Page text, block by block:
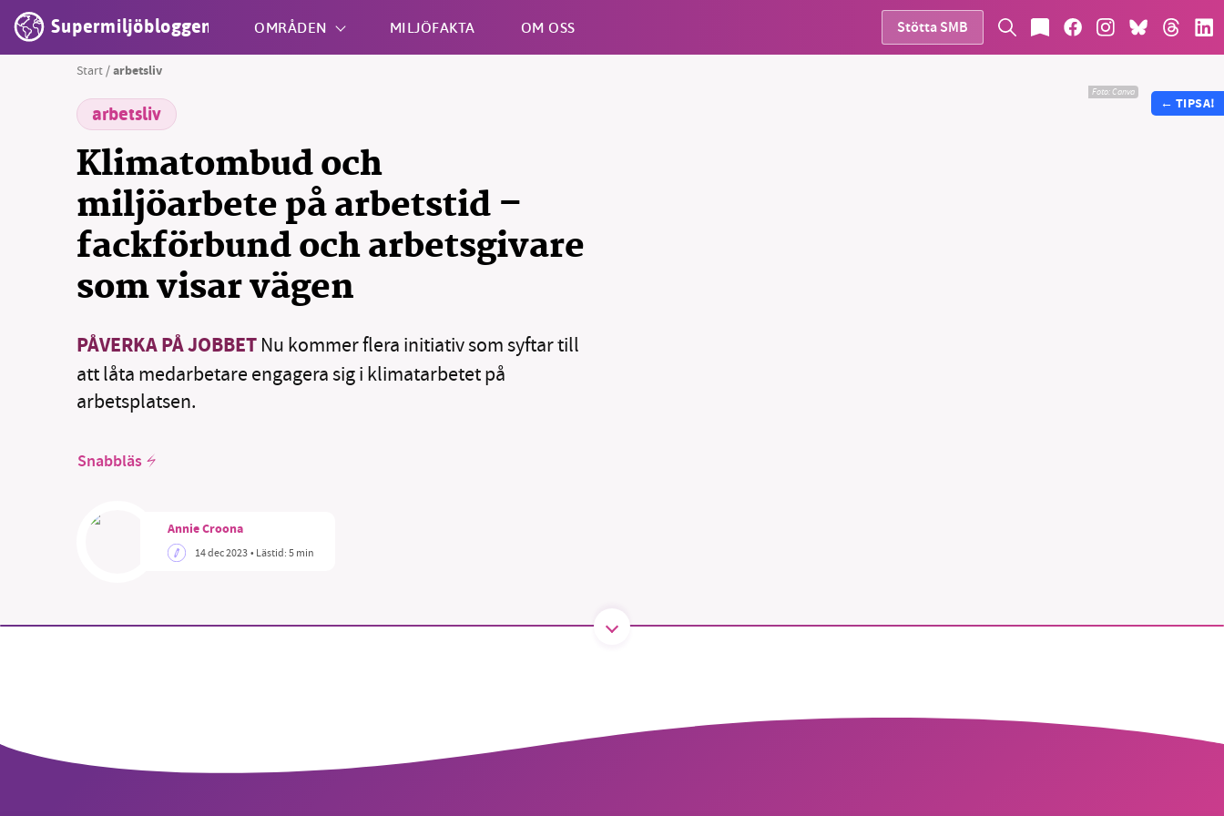
Supermiljöbloggen OMRÅDEN MILJÖFAKTA OM OSS Stötta SMB
Start /arbetsliv
arbetsliv
Klimatombud och
miljöarbete på arbetstid –
fackförbund och arbetsgivare
som visar vägen
PÅVERKA PÅ JOBBET Nu kommer flera initiativ som syftar till
att låta medarbetare engagera sig i klimatarbetet på
arbetsplatsen.
Snabbläs
Annie Croona
14 dec 2023• Lästid:5 min
Foto: Canva
← TIPSA!
Stötta vårt arbete genom att swisha en slant till